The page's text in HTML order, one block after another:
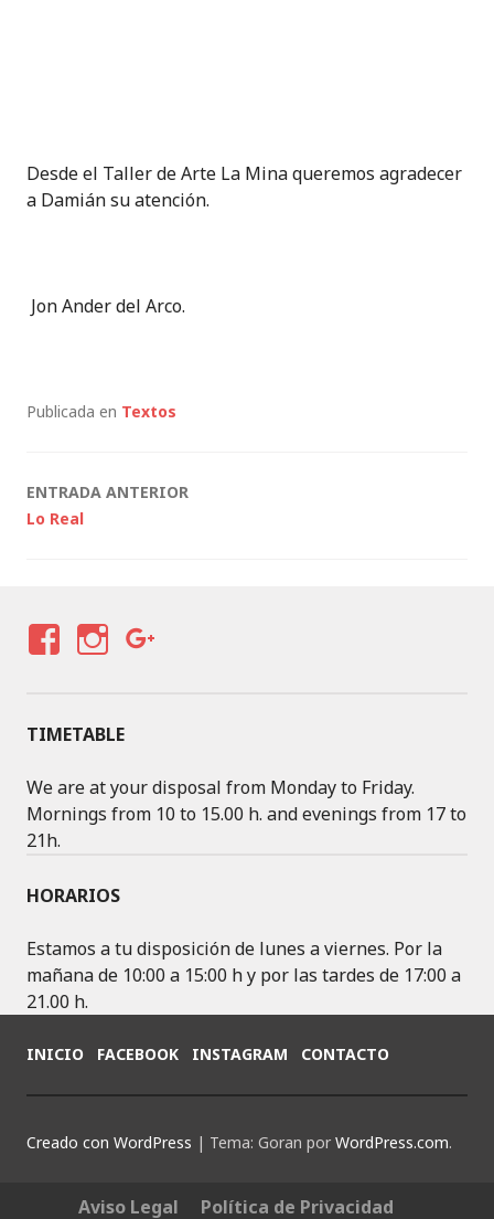
Desde el Taller de Arte La Mina queremos agradecer
a Damián su atención.
Jon Ander del Arco.
Publicada en Textos
Navegación
ENTRADA ANTERIOR
Lo Real
C
B
O
O
S
A
G
R
M
O
L
E
TIMETABLE
We are at your disposal from Monday to Friday.
Mornings from 10 to 15.00 h. and evenings from 17 to
21h.
HORARIOS
Estamos a tu disposición de lunes a viernes. Por la
mañana de 10:00 a 15:00 h y por las tardes de 17:00 a
21.00 h.
INICIO FACEBOOK INSTAGRAM CONTACTO
Creado con WordPress | Tema: Goran por WordPress.com.
Aviso Legal Política de Privacidad